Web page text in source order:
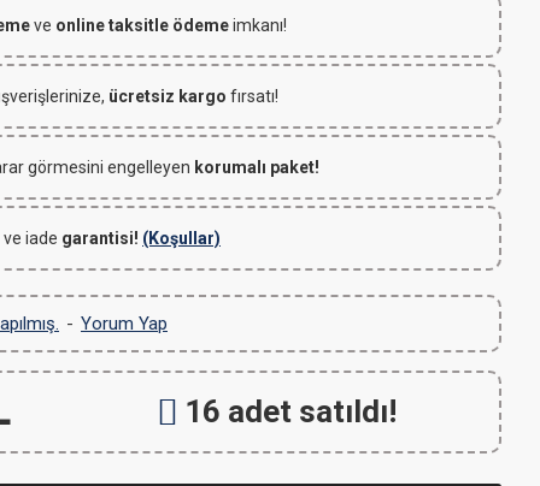
ve online taksitle ödemeimkanı!
ücretsiz kargo fırsatı!
görmesini engelleyen korumalı paket!
iade garantisi! (Koşullar)
- Yorum Yap
16 adet satıldı!